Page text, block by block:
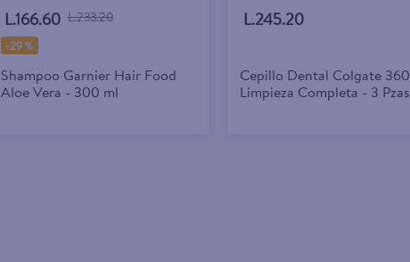
L.166.60 L.233.20
-29 %
Shampoo Garnier Hair Food
Aloe Vera - 300 ml
L.245.20
Cepillo Dental Colgate 360
Limpieza Completa - 3 Pzas